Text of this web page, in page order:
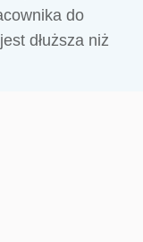
do
dłuższa niż